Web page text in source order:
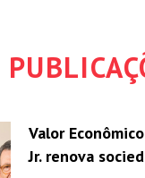
Valor
Jr. renova